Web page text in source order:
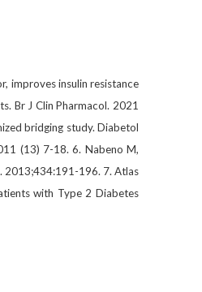
improves insulin resistance
Br J Clin Pharmacol. 2021
bridging study. Diabetol
(13) 7-18. 6. Nabeno M,
2013;434:191-196. 7. Atlas
with Type 2 Diabetes